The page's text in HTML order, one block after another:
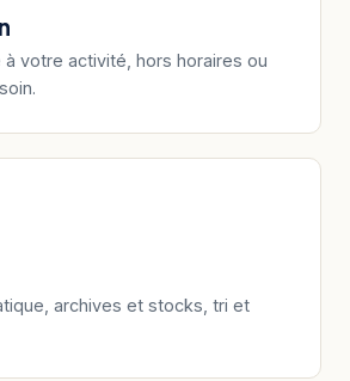
à votre activité, hors horaires ou
archives et stocks, tri et